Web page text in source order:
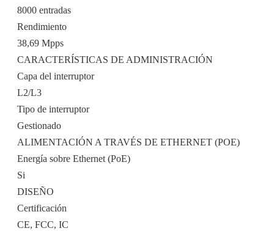
8000 entradas
Rendimiento
38,69 Mpps
CARACTERÍSTICAS DE ADMINISTRACIÓN
Capa del interruptor
L2/L3
Tipo de interruptor
Gestionado
ALIMENTACIÓN A TRAVÉS DE ETHERNET (POE)
Energía sobre Ethernet (PoE)
Si
DISEÑO
Certificación
CE, FCC, IC